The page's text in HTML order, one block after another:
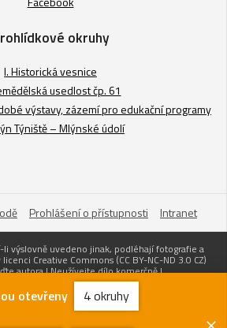
otevřeny 4 okruhy
okruhy
I. Historická vesnice
usedlost čp. 61
výstavy, zázemí pro edukační programy
Týniště – Mlýnské údolí
Prohlášení o přístupnosti Intranet
li výslovně uvedeno jinak, podléhají fotografie a
Creative Commons (CC BY-NC-ND 3.0 CZ)
autora | Neužívejte dílo komerčně |
do díla). Pro užití obsahuju uvádějte odkaz
www.nmvp.cz a „zdroj: Národní muzeum v